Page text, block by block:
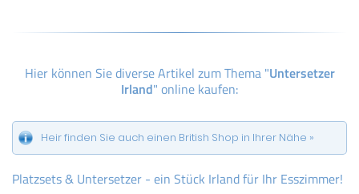
Hier können Sie diverse Artikel zum Thema "Untersetzer
Irland" online kaufen:
Heir finden Sie auch einen British Shop in Ihrer Nähe »
Platzsets & Untersetzer - ein Stück Irland für Ihr Esszimmer!